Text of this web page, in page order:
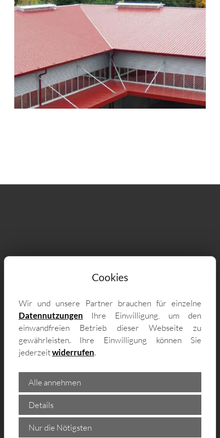
Dachplatten nach Maß auch in ihren
46238 Batenbrock, 46238 Welheimer Mark,
46244 Holthausen, 46244 Overhagen, 46236
Stadtmitte, 46242 Süd, 46242 Lehmkuhle,
46240 Boy, 46240 Eigen, 46242 Ebel, 46242
Fuhlenbrock, 46242 Vonderort, 45964
Ellinghorst, 45329 Karnap, 45329 Vogelheim,
45356 Dellwig, 45968 Brauck, 45356
Bergeborbeck, 46142 Oberhausen, 45955
Cookies
Wir und unsere Partner brauchen für einzelne
Datennutzungen Ihre Einwilligung, um den
einwandfreien Betrieb dieser Webseite zu
gewährleisten. Ihre Einwilligung können Sie
jederzeitwiderrufen.
Alle annehmen
Details
Nur die Nötigsten